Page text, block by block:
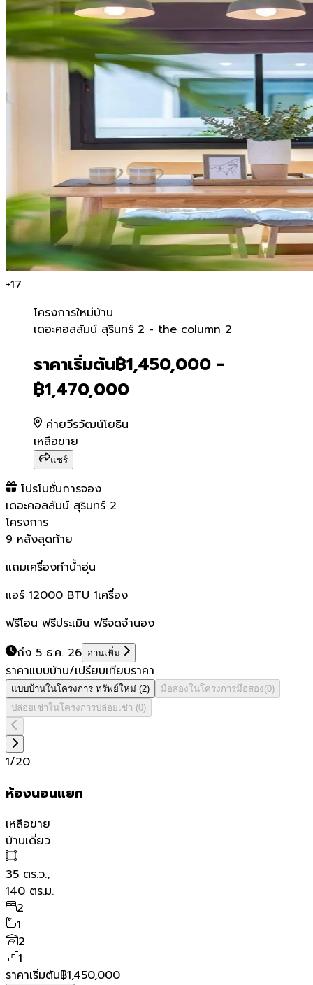
+17
โครงการใหม่บ้าน
เดอะคอลลัมน์ สุรินทร์ 2 -
เดอะคอลลัมน์ สุรินทร์ 2 - the column 2
ราคาเริ่มต้น฿1,450,000 -
฿1,470,000
ค่ายวีรวัฒน์โยธิน
เหลือขาย
แชร์
โปรโมชั่นการจอง
เดอะคอลลัมน์ สุรินทร์ 2
โครงการ
9 หลังสุดท้าย
แถมเครื่องทำน้ำอุ่น
แอร์ 12000 BTU 1เครื่อง
ฟรีโอน ฟรีประเมิน ฟรีจดจำนอง
ถึง 5 ธ.ค. 26 อ่านเพิ่ม
ราคาแบบบ้าน/เปรียบเทียบราคา
แบบบ้านในโครงการ ทรัพย์ใหม่ (2) มือสองในโครงการมือสอง(0)
ปล่อยเช่าในโครงการปล่อยเช่า (0)
1/20
ห้องนอนแยก
เหลือขาย
บ้านเดี่ยว
35 ตร.ว.,
140 ตร.ม.
2
1
2
1
ราคาเริ่มต้น฿1,450,000